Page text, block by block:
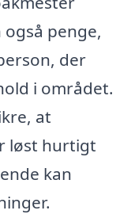
penge,
der
i området.
at
løst hurtigt
kan